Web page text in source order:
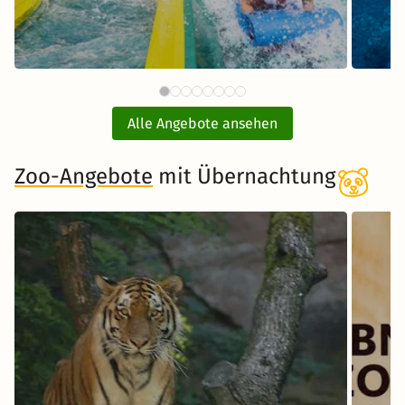
ab87 €
Therme Erding mit
Übernachtung
inkl. Übernachtung und Frühstück
Alle Angebote ansehen
Zoo-Angebote mit Übernachtung